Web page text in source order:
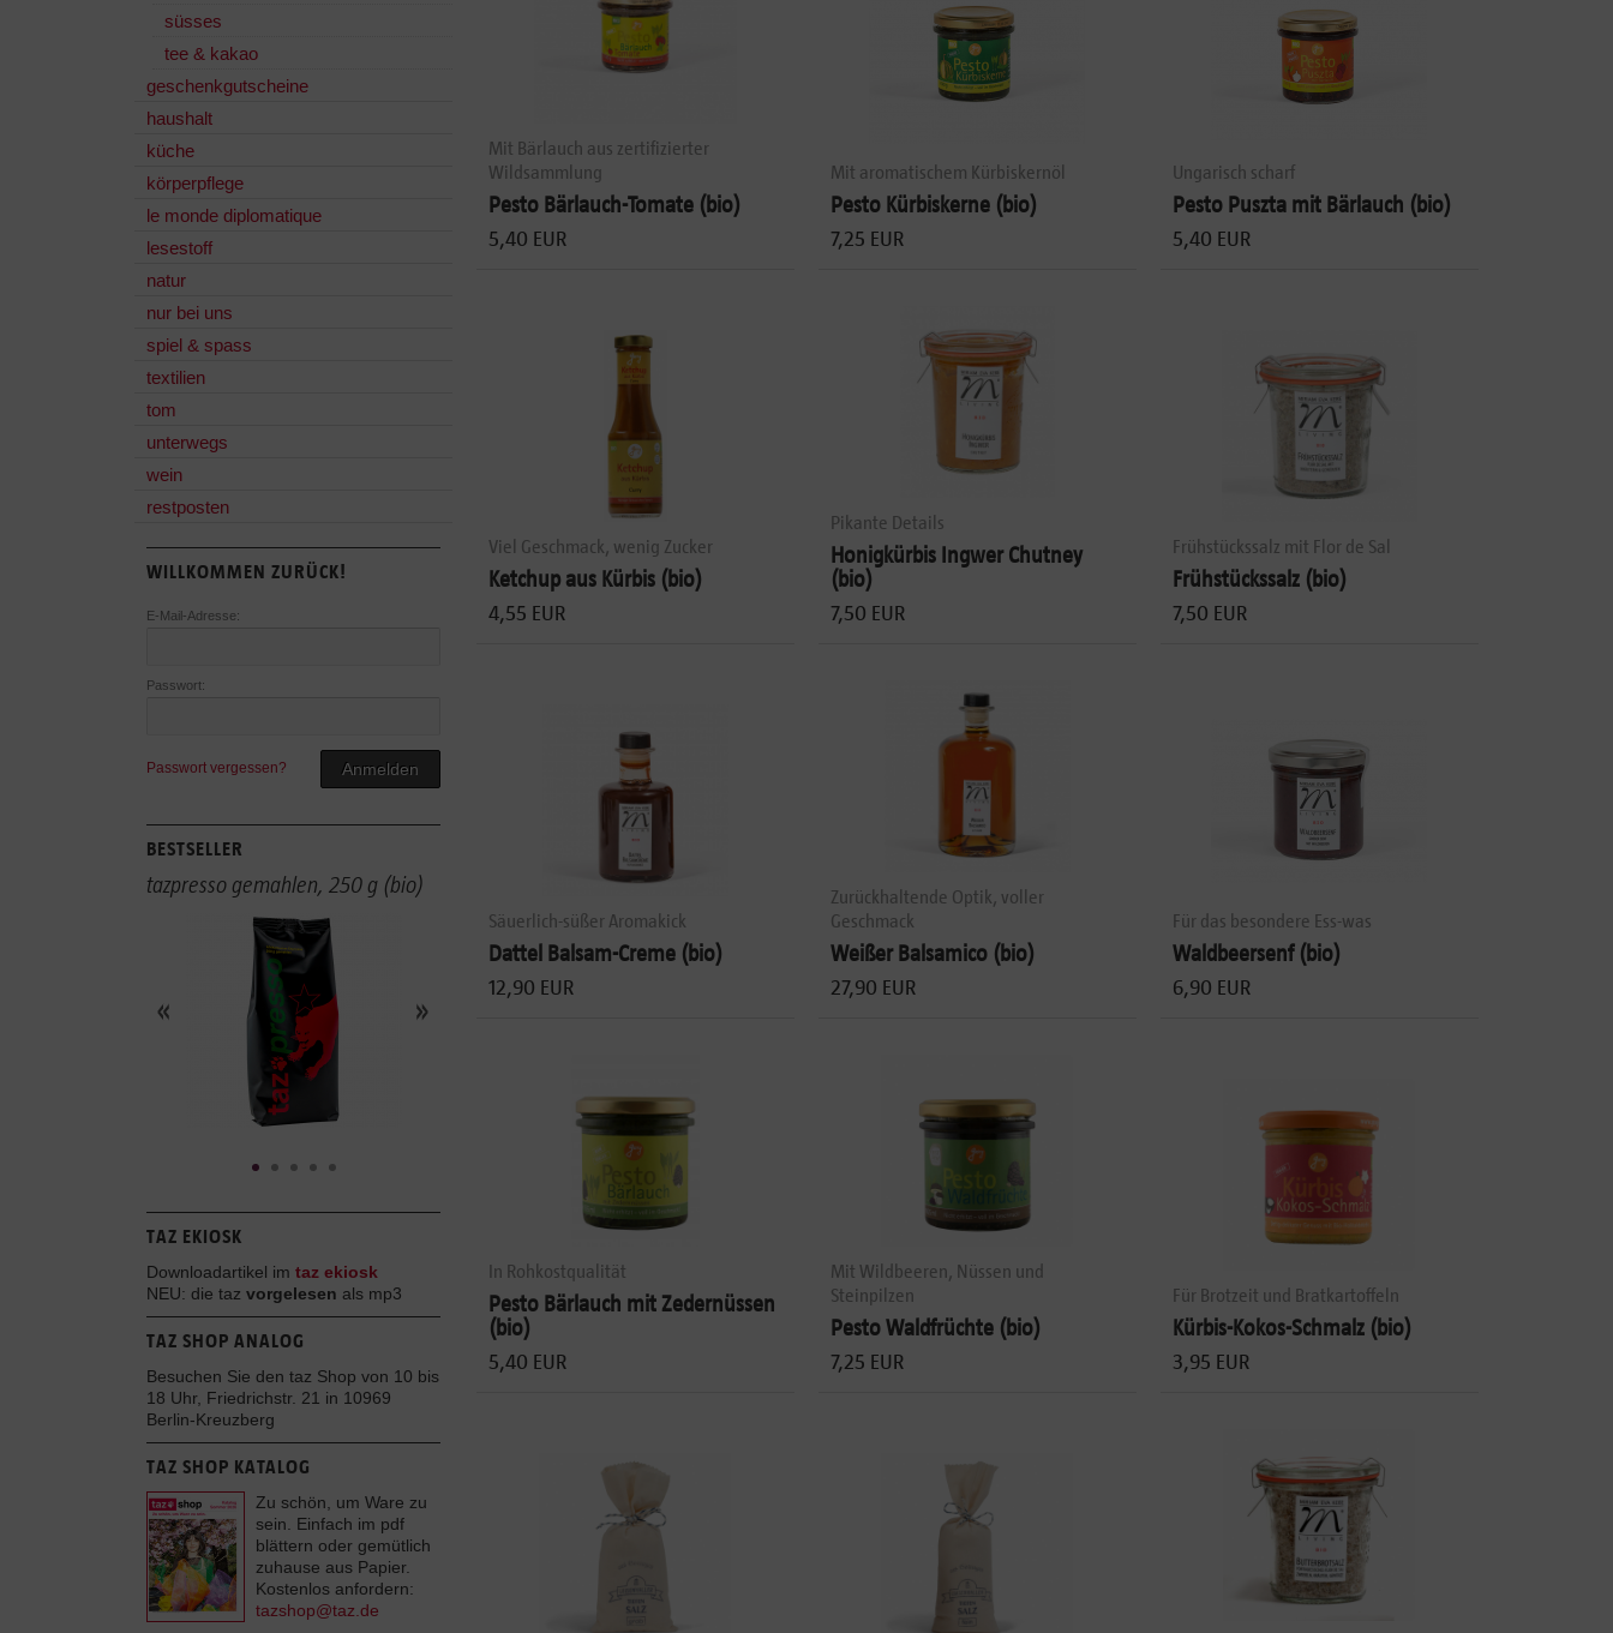
Mit Bärlauch aus zertifizierter
Wildsammlung
Pesto Bärlauch-Tomate (bio)
5,40 EUR
Mit aromatischem Kürbiskernöl
Pesto Kürbiskerne (bio)
7,25 EUR
Ungarisch scharf
Pesto Puszta mit Bärlauch (bio)
5,40 EUR
Viel Geschmack, wenig Zucker
Ketchup aus Kürbis (bio)
4,55 EUR
Pikante Details
Honigkürbis Ingwer Chutney
(bio)
7,50 EUR
Frühstückssalz mit Flor de Sal
Frühstückssalz (bio)
7,50 EUR
Säuerlich-süßer Aromakick
Dattel Balsam-Creme (bio)
12,90 EUR
Zurückhaltende Optik, voller
Geschmack
Weißer Balsamico (bio)
27,90 EUR
Für das besondere Ess-was
Waldbeersenf (bio)
6,90 EUR
In Rohkostqualität
Pesto Bärlauch mit Zedernüssen
(bio)
5,40 EUR
Mit Wildbeeren, Nüssen und
Steinpilzen
Pesto Waldfrüchte (bio)
7,25 EUR
Für Brotzeit und Bratkartoffeln
Kürbis-Kokos-Schmalz (bio)
3,95 EUR
süsses
tee & kakao
geschenkgutscheine
haushalt
küche
körperpflege
le monde diplomatique
lesestoff
natur
nur bei uns
spiel & spass
textilien
tom
unterwegs
wein
restposten
WILLKOMMEN ZURÜCK!
E-Mail-Adresse:
Passwort:
Passwort vergessen? Anmelden
BESTSELLER
tazpresso gemahlen, 250 g (bio)
TAZ EKIOSK
Downloadartikel im taz ekiosk
NEU: die taz vorgelesen als mp3
TAZ SHOP ANALOG
Besuchen Sie den taz Shop von 10 bis
18 Uhr, Friedrichstr. 21 in 10969
Berlin-Kreuzberg
TAZ SHOP KATALOG
Zu schön, um Ware zu
sein. Einfach im pdf
blättern oder gemütlich
zuhause aus Papier.
Kostenlos anfordern:
tazshop@taz.de